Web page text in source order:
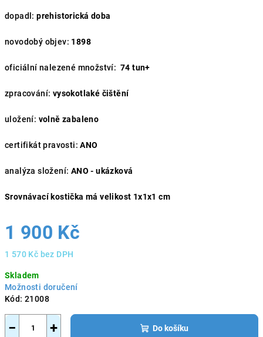
dopadl: prehistorická doba
novodobý objev: 1898
oficiální nalezené množství: 74 tun+
zpracování: vysokotlaké čištění
uložení: volně zabaleno
certifikát pravosti: ANO
analýza složení: ANO - ukázková
Srovnávací kostička má velikost 1x1x1 cm
1 900 Kč
1 570 Kč bez DPH
cena:
Skladem
Možnosti doručení
Kód: 21008
+
− Do košíku